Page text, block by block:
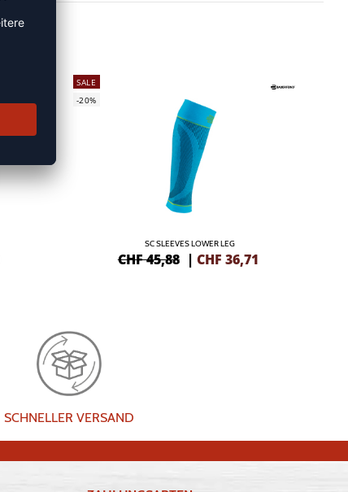
SALE
-20%
SC SLEEVES LOWER LEG
CHF 45,88 | CHF 36,71
SCHNELLER VERSAND